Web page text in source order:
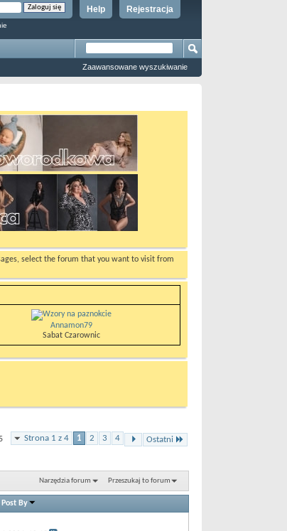
Rejestracja
Help
Zaawansowane wyszukiwanie
select the forum that you want to visit from
Annamon79
Sabat Czarownic
Strona 1 z 4 1 2 3 4 Ostatni
Narzędzia forum Przeszukaj to forum
Post By